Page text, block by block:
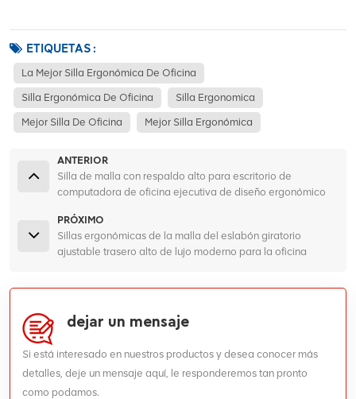
ETIQUETAS :
La Mejor Silla Ergonómica De Oficina
Silla Ergonómica De Oficina Silla Ergonomica
Mejor Silla De Oficina Mejor Silla Ergonómica
ANTERIOR
Silla de malla con respaldo alto para escritorio de
computadora de oficina ejecutiva de diseño ergonómico
PRÓXIMO
Sillas ergonómicas de la malla del eslabón giratorio
ajustable trasero alto de lujo moderno para la oficina
dejar un mensaje
Si está interesado en nuestros productos y desea conocer más
detalles, deje un mensaje aquí, le responderemos tan pronto
como podamos.